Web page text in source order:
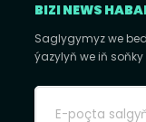
BIZI NEWS
Saglygymyz we
ýazylyň we iň